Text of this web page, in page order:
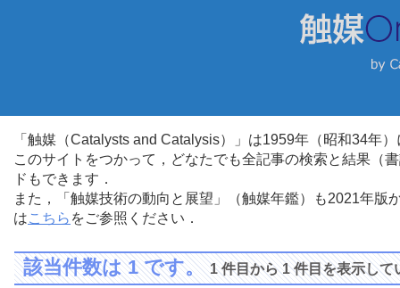
「触媒（Catalysts and Catalysis）」は1959年（昭和34年
このサイトをつかって，どなたでも全記事の検索と結果（
ドもできます．
また，「触媒技術の動向と展望」（触媒年鑑）も2021年
はこちら をご参照ください．
該当件数は 1 です。1 件目から 1 件目を表示して